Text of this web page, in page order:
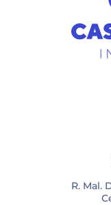
R. Mal.